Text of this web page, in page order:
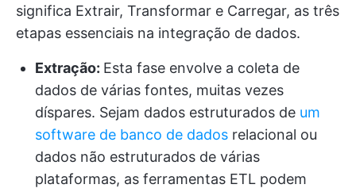
significa Extrair, Transformar e Carregar, as três
etapas essenciais na integração de dados.
Extração: Esta fase envolve a coleta de
dados de várias fontes, muitas vezes
díspares. Sejam dados estruturados de um
software de banco de dados relacional ou
dados não estruturados de várias
plataformas, as ferramentas ETL podem